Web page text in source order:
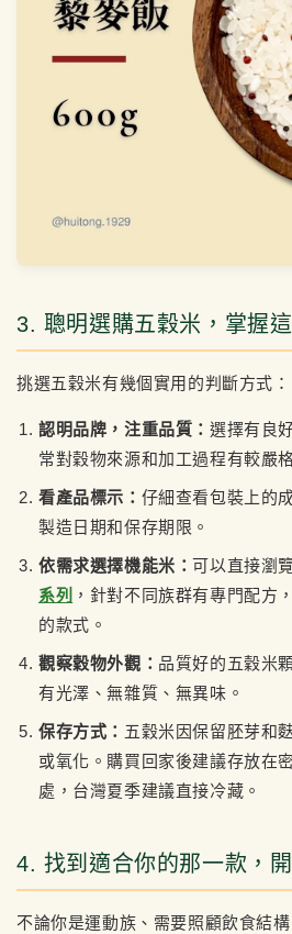
3. 聰明選購五穀米，掌握
挑選五穀米有幾個實用的判斷方式：
認明品牌，注重品質： 選擇有良
常對穀物來源和加工過程有較嚴
看產品標示： 仔細查看包裝上的
製造日期和保存期限。
依需求選擇機能米：可以直接瀏
系列 ，針對不同族群有專門配方
的款式。
觀察穀物外觀： 品質好的五穀米
有光澤、無雜質、無異味。
保存方式： 五穀米因保留胚芽和
或氧化。購買回家後建議存放在
處，台灣夏季建議直接冷藏。
4. 找到適合你的那一款，
不論你是運動族、需要照顧飲食結